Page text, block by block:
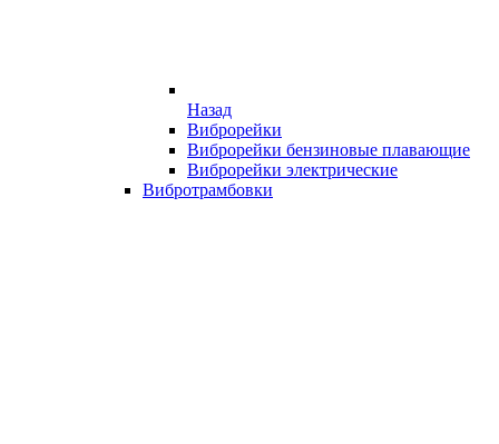
Назад
Виброрейки
Виброрейки бензиновые плавающие
Виброрейки электрические
Вибротрамбовки